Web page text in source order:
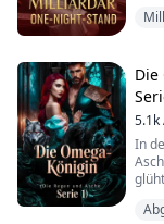
Die
5.1k
In